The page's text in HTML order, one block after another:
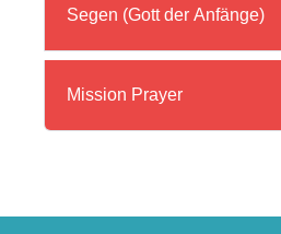
Segen (Gott der Anfänge)
Mission Prayer